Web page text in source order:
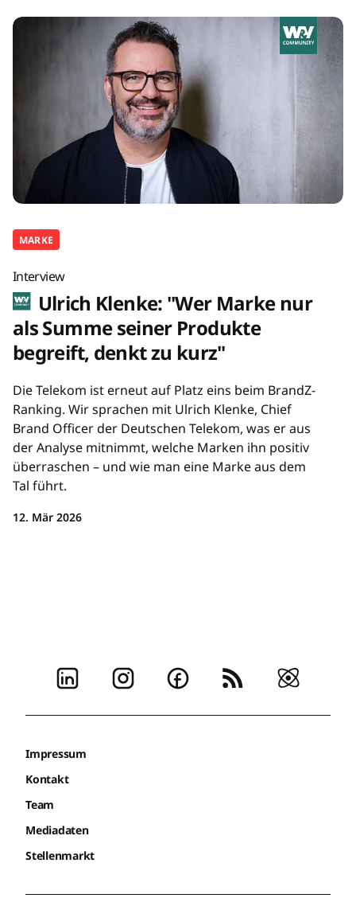
MARKE
Interview
Ulrich Klenke: "Wer Marke nur
als Summe seiner Produkte
begreift, denkt zu kurz"
Die Telekom ist erneut auf Platz eins beim BrandZ-
Ranking. Wir sprachen mit Ulrich Klenke, Chief
Brand Officer der Deutschen Telekom, was er aus
der Analyse mitnimmt, welche Marken ihn positiv
überraschen – und wie man eine Marke aus dem
Tal führt.
12. Mär 2026
Impressum
Kontakt
Team
Mediadaten
Stellenmarkt